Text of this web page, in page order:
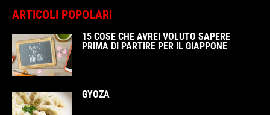
ARTICOLI POPOLARI
15 COSE CHE AVREI VOLUTO SAPERE
PRIMA DI PARTIRE PER IL GIAPPONE
GYOZA